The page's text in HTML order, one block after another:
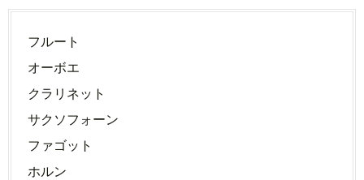
フルート
オーボエ
クラリネット
サクソフォーン
ファゴット
ホルン